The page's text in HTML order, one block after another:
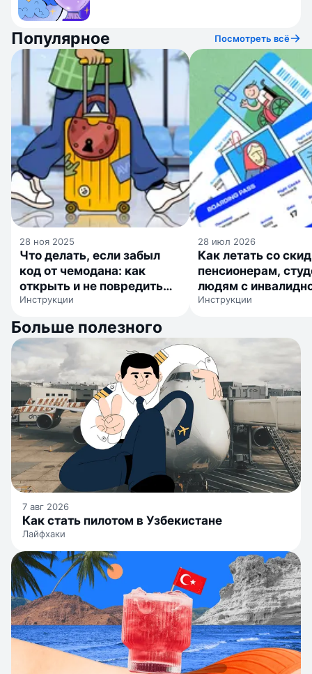
Популярное Посмотреть всё
28 ноя 2025
Что делать, если забыл
код от чемодана: как
открыть и не повредить
замок
Инструкции
28 июл 2026
Как летать со
пенсионерам,
людям с
детям
Инструкции
Больше полезного
7 авг 2026
Как стать пилотом в Узбекистане
Лайфхаки